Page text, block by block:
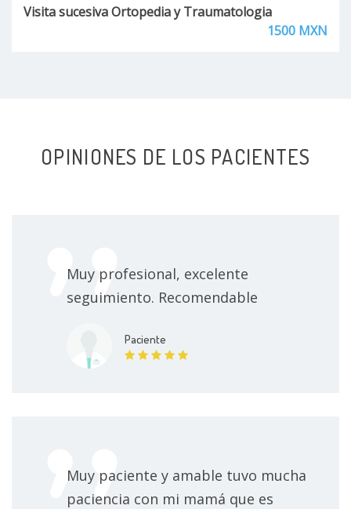
Visita sucesiva Ortopedia y Traumatologia
1500 MXN
OPINIONES DE LOS PACIENTES
Muy profesional, excelente
seguimiento. Recomendable
Paciente
Muy paciente y amable tuvo mucha
paciencia con mi mamá que es